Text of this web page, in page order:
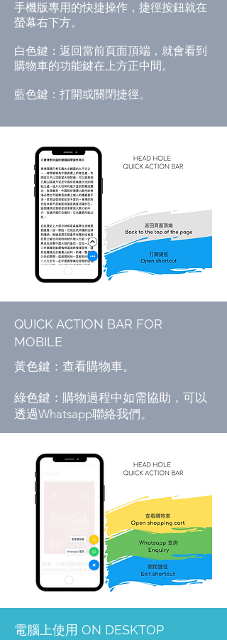
​手機版專用的快捷操作，捷徑按鈕就在
螢幕右下方。
白色鍵：返回當前頁面頂端，就會看到
購物車的功能鍵在上方正中間。​
藍色鍵：打開或關閉捷徑。​
QUICK ACTION BAR FOR
MOBILE
​黃色鍵：查看購物車。​
綠色鍵：購物過程中如需協助，可以
透過Whatsapp聯絡我們。
電腦上使用 ON DESKTOP